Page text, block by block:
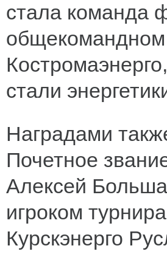
стала команда
общекомандном
стали
Наградами
Почетное
Алексей
игроком
Курскэнерго